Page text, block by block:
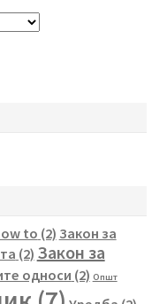
to (2) Закон за
(2) Закон за
односи (2) Општ